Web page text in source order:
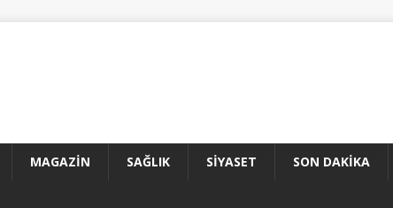
MAGAZIN SAĞLIK SIYASET SON DAKIKA